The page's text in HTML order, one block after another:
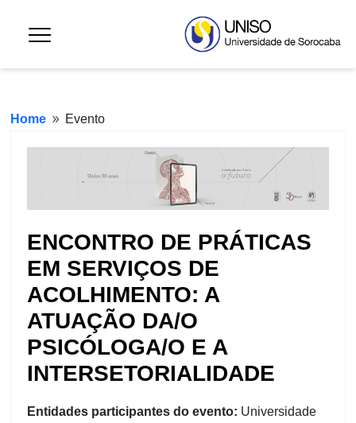
Home 9 Evento
ENCONTRO DE PRÁTICAS
EM SERVIÇOS DE
ACOLHIMENTO: A
ATUAÇÃO DA/O
PSICÓLOGA/O E A
INTERSETORIALIDADE
Entidades participantes do evento: Universidade